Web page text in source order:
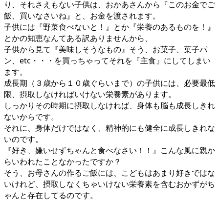
り、それさえもない子供は、おかあさんから『このお金でご
飯、買いなさいね』と、お金を渡されます。
子供には『野菜食べないと！』とか『栄養のあるものを！』
とかの知恵なんてある訳ありませんから、
子供から見て『美味しそうなもの』そう、お菓子、菓子パ
ン、etc・・・を買っちゃってそれを『主食』にしてしまい
ます。
成長期（３歳から１０歳ぐらいまで）の子供には、必要最低
限、摂取しなければいけない栄養素があります。
しっかりその時期に摂取しなければ、身体も脳も成長しきれ
ないからです。
それに、身体だけではなく、精神的にも健全に成長しきれな
いのです。
『好き、嫌いせずちゃんと食べなさい！！』こんな風に親か
らいわれたことなかったですか？
そう、お母さんの作るご飯には、こどもはあまり好きではな
いけれど、摂取しなくちゃいけない栄養素を含むおかずがち
ゃんと存在してるのです。